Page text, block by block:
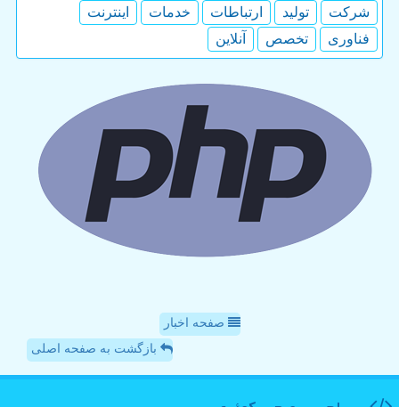
شركت تولید ارتباطات خدمات
اینترنت
فناوری
تخصص آنلاین
صفحه اخبار
بازگشت به صفحه اصلی